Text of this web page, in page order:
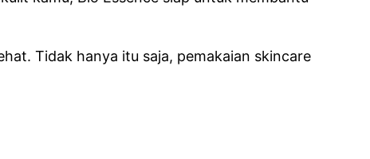
Tidak hanya itu saja, pemakaian skincare